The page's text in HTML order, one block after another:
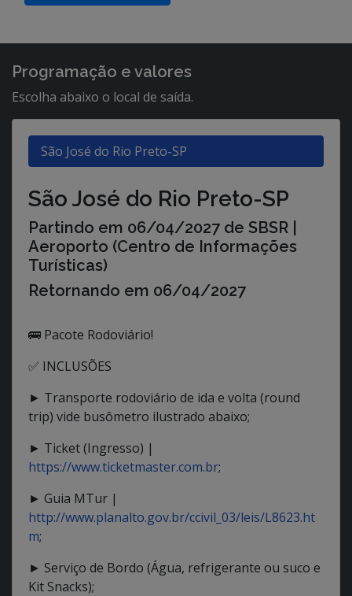
Programação e valores
Escolha abaixo o local de saída.
São José do Rio Preto-SP
São José do Rio Preto-SP
Partindo em 06/04/2027 de SBSR |
Aeroporto (Centro de Informações
Turísticas)
Retornando em 06/04/2027
🚌 Pacote Rodoviário!
✅ INCLUSÕES
► Transporte rodoviário de ida e volta (round
trip) vide busômetro ilustrado abaixo;
► Ticket (Ingresso) |
https://www.ticketmaster.com.br;
► Guia MTur |
http://www.planalto.gov.br/ccivil_03/leis/L8623.ht
m;
► Serviço de Bordo (Água, refrigerante ou suco e
Kit Snacks);